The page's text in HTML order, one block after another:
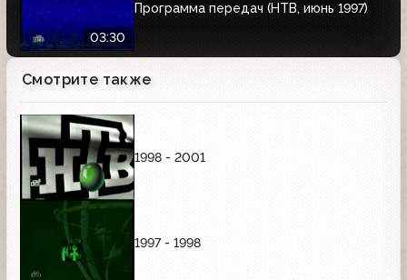
03:30
Программа передач (НТВ, июнь 1997)
Смотрите также
1998 - 2001
1997 - 1998